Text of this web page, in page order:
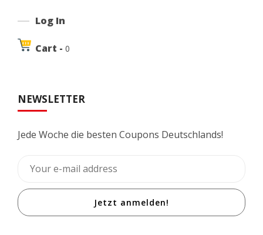
Log In
Cart - 0
NEWSLETTER
Jede Woche die besten Coupons Deutschlands!
Jetzt anmelden!